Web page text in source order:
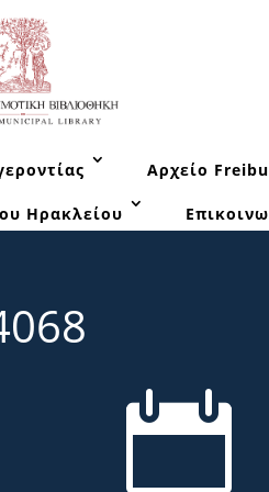
Αρχείο
Ηρακλείου
